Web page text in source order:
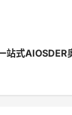
站式AIOSDER